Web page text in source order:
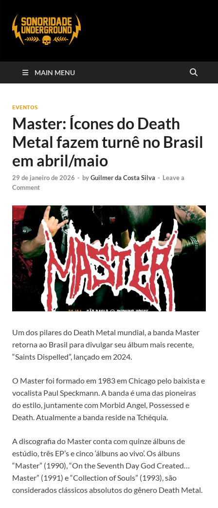
MAIN MENU
EVENTOS
Master: Ícones do Death
Metal fazem turnê no Brasil
em abril/maio
29 de janeiro de 2026 - byGuilmer da Costa Silva - Leave a
Comment
Um dos pilares do Death Metal mundial, a banda Master
retorna ao Brasil para divulgar seu álbum mais recente,
“Saints Dispelled”, lançado em 2024.
O Master foi formado em 1983 em Chicago pelo baixista e
vocalista Paul Speckmann. A banda é uma das pioneiras
do estilo, juntamente com Morbid Angel, Possessed e
Death. Atualmente a banda reside na Tchéquia.
A discografia do Master conta com quinze álbuns de
estúdio, três EP’s e cinco ‘álbuns ao vivo’. Os álbuns
“Master” (1990), “On the Seventh Day God Created…
Master” (1991) e “Collection of Souls” (1993), são
considerados clássicos absolutos do gênero Death Metal.